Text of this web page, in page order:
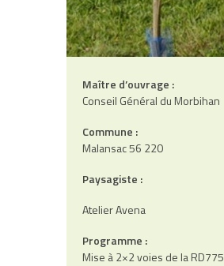
Maître d’ouvrage :
Conseil Général du Morbihan
Commune :
Malansac 56 220
Paysagiste :
Atelier Avena
Programme :
Mise à 2×2 voies de la RD775